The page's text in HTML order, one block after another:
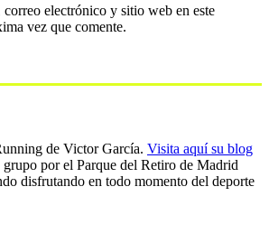
electrónico y sitio web en este
vez que comente.
de Victor García. Visita aquí su blog
grupo por el Parque del Retiro de Madrid
disfrutando en todo momento del deporte